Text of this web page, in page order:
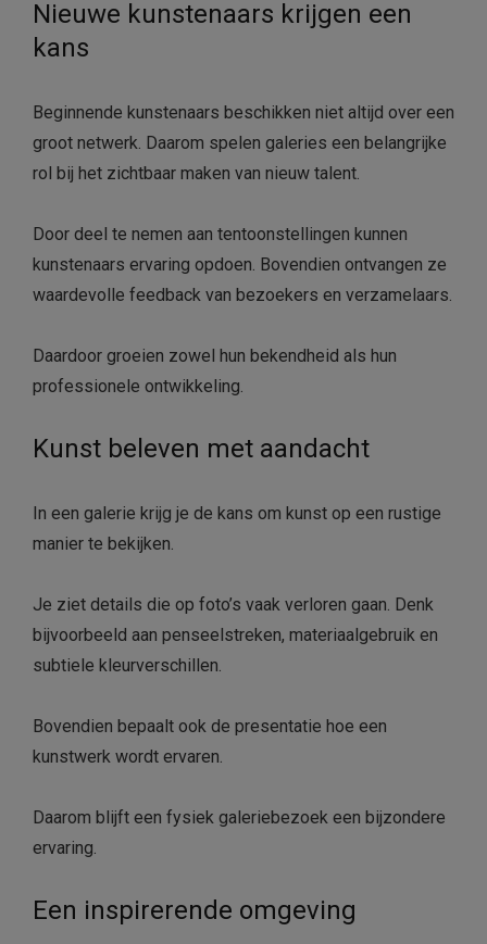
Nieuwe kunstenaars krijgen een
kans
Beginnende kunstenaars beschikken niet altijd over een
groot netwerk. Daarom spelen galeries een belangrijke
rol bij het zichtbaar maken van nieuw talent.
Door deel te nemen aan tentoonstellingen kunnen
kunstenaars ervaring opdoen. Bovendien ontvangen ze
waardevolle feedback van bezoekers en verzamelaars.
Daardoor groeien zowel hun bekendheid als hun
professionele ontwikkeling.
Kunst beleven met aandacht
In een galerie krijg je de kans om kunst op een rustige
manier te bekijken.
Je ziet details die op foto’s vaak verloren gaan. Denk
bijvoorbeeld aan penseelstreken, materiaalgebruik en
subtiele kleurverschillen.
Bovendien bepaalt ook de presentatie hoe een
kunstwerk wordt ervaren.
Daarom blijft een fysiek galeriebezoek een bijzondere
ervaring.
Een inspirerende omgeving